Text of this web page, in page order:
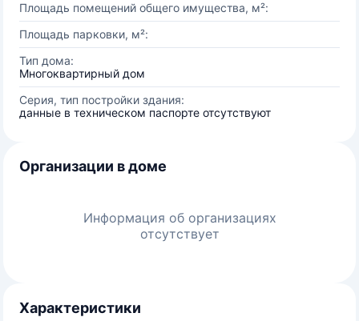
Площадь помещений общего имущества, м²:
Площадь парковки, м²:
Тип дома:
Многоквартирный дом
Серия, тип постройки здания:
данные в техническом паспорте отсутствуют
Организации в доме
Информация об организациях
отсутствует
Характеристики